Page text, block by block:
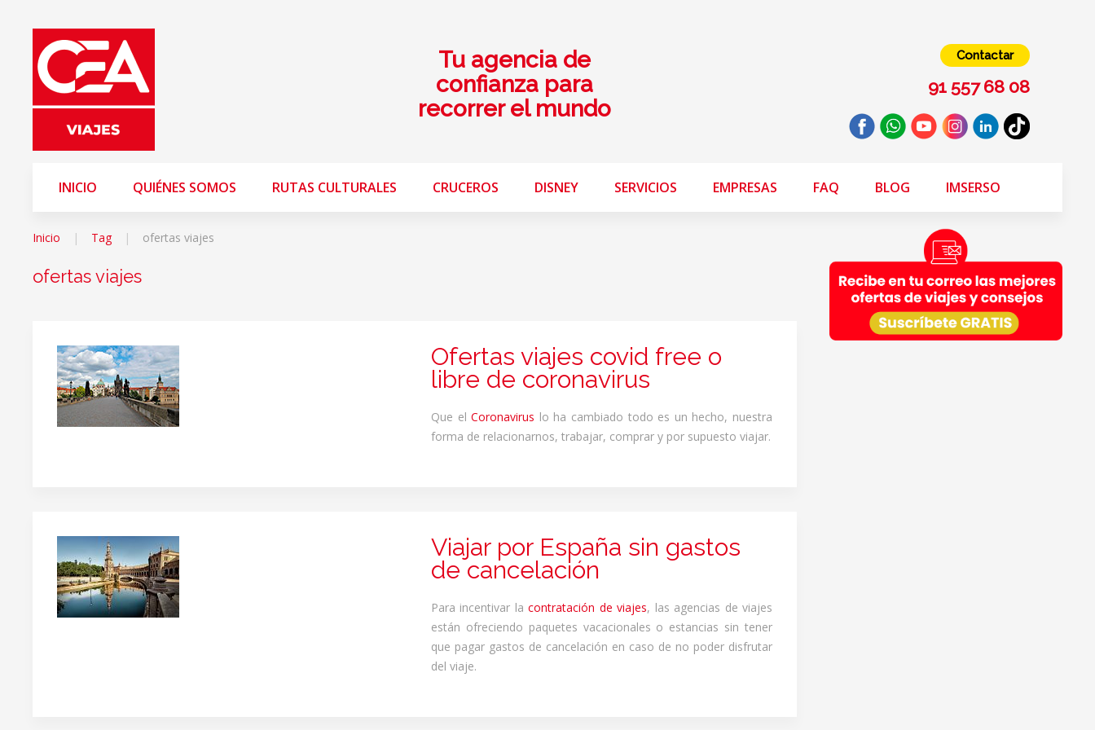
Tu agencia de
confianza para
recorrer el mundo
Contactar
91 557 68 08
INICIO QUIÉNES SOMOS RUTAS CULTURALES CRUCEROS DISNEY SERVICIOS EMPRESAS FAQ BLOG IMSERSO
Inicio Tag ofertas viajes
ofertas viajes
Ofertas viajes covid free o
libre de coronavirus
Que elCoronavirus lo ha cambiado todo es un hecho, nuestra
forma de relacionarnos, trabajar, comprar y por supuesto viajar.
Viajar por España sin gastos
de cancelación
Para incentivar lacontratación de viajes, las agencias de viajes
están ofreciendo paquetes vacacionales o estancias sin tener
que pagar gastos de cancelación en caso de no poder disfrutar
del viaje.